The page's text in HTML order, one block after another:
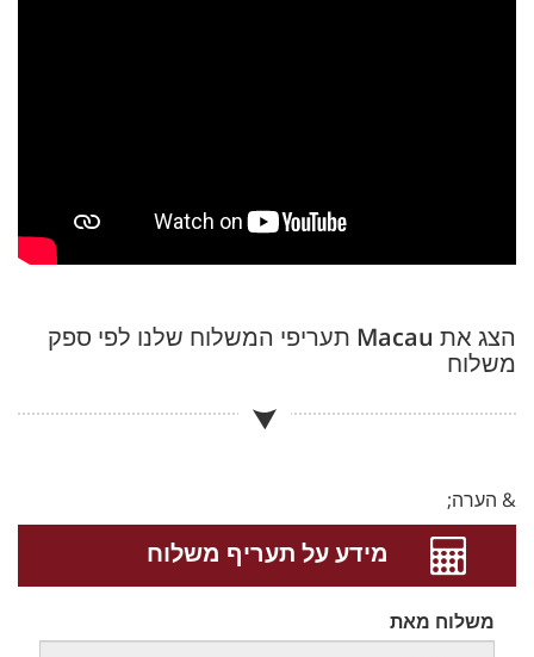
הצג את Macau תעריפי המשלוח שלנו לפי ספק
משלוח
& הערה;
מידע על תעריף משלוח
משלוח מאת